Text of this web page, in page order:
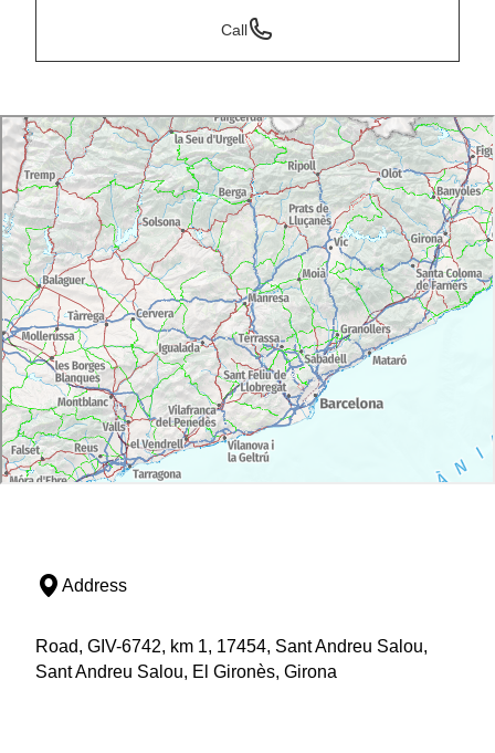
Call
Address
Road, GIV-6742, km 1, 17454, Sant Andreu Salou,
Sant Andreu Salou, El Gironès, Girona